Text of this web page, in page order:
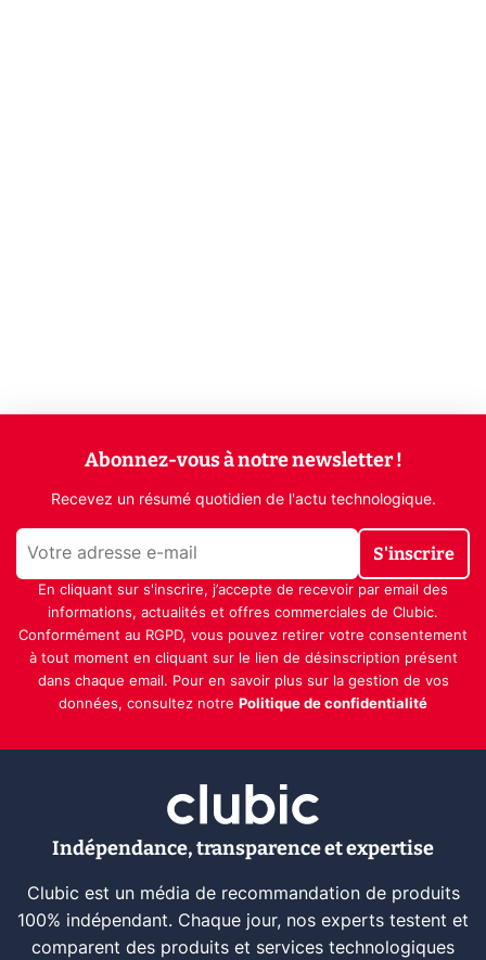
Abonnez-vous à notre newsletter !
Recevez un résumé quotidien de l'actu technologique.
S'inscrire
En cliquant sur s'inscrire, j’accepte de recevoir par email des
informations, actualités et offres commerciales de Clubic.
Conformément au RGPD, vous pouvez retirer votre consentement
à tout moment en cliquant sur le lien de désinscription présent
dans chaque email. Pour en savoir plus sur la gestion de vos
données, consultez notre Politique de confidentialité
Indépendance, transparence et expertise
Clubic est un média de recommandation de produits
100% indépendant. Chaque jour, nos experts testent et
comparent des produits et services technologiques